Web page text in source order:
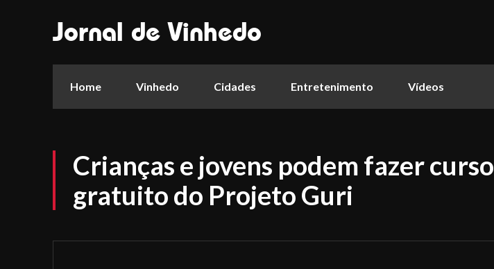
Jornal de Vinhedo
Home Vinhedo Cidades Entretenimento Vídeos
Crianças e jovens podem fazer curso
gratuito do Projeto Guri